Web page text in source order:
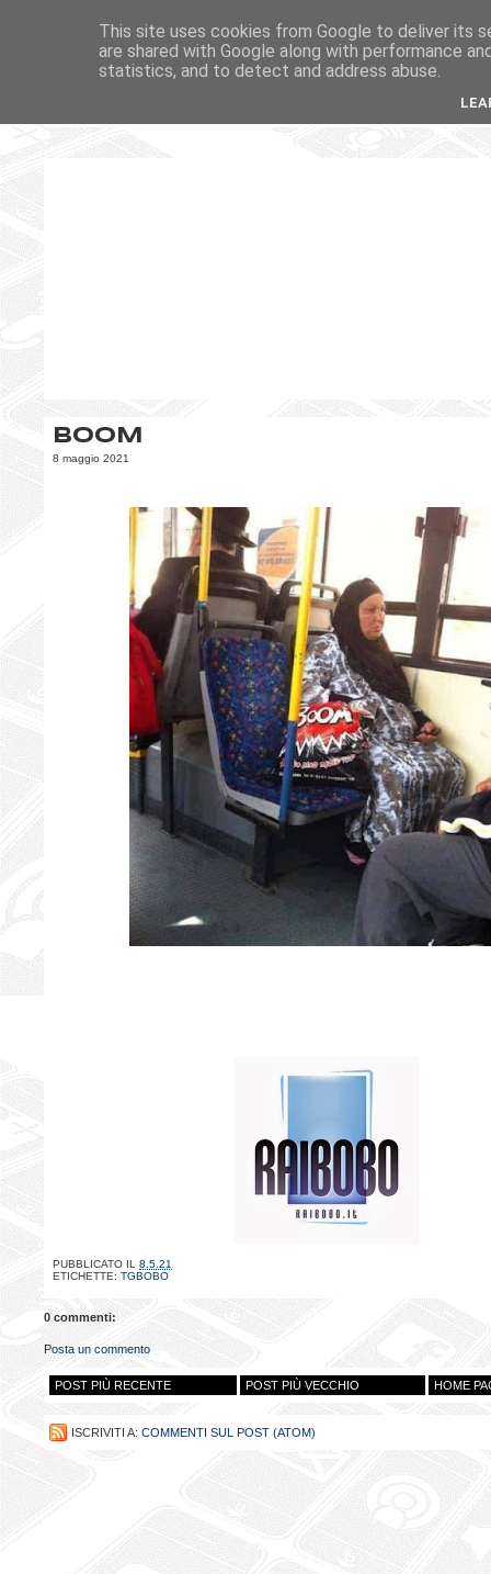
BOOM
8 maggio 2021
PUBBLICATO IL 8.5.21
ETICHETTE: TGBOBO
0 commenti:
Posta un commento
POST PIÙ RECENTE POST PIÙ VECCHIO HOME
ISCRIVITI A: COMMENTI SUL POST (ATOM)
This site uses cookies from Google to deliver its
are shared with Google along with performance
statistics, and to detect and address abuse.